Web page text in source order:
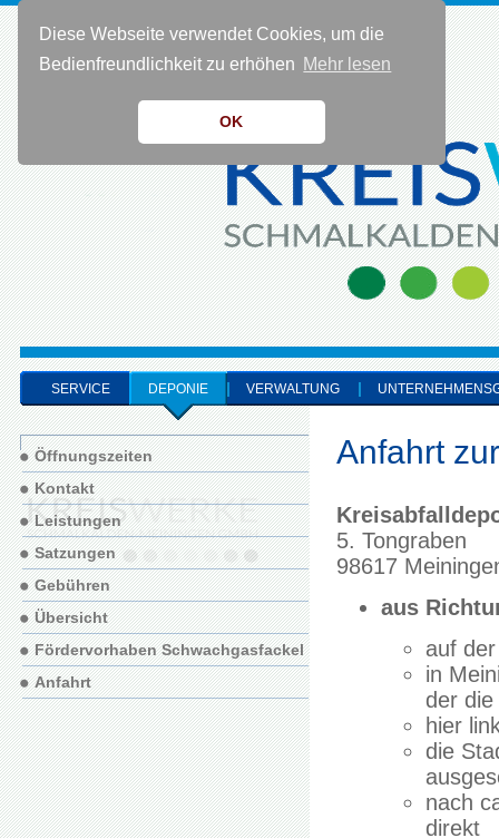
Diese Webseite verwendet Cookies, um die
Bedienfreundlichkeit zu erhöhen Mehr lesen
OK
KONTAKT 0 36 83 - 40 91 0
SERVICE DEPONIE VERWALTUNG
Anfahrt
5. Tongraben
98617
aus
auf
in
der
hier
die
nach
direkt
Öffnungszeiten
Kontakt
Leistungen
Satzungen
Gebühren
Übersicht
Fördervorhaben Schwachgasfackel
Anfahrt